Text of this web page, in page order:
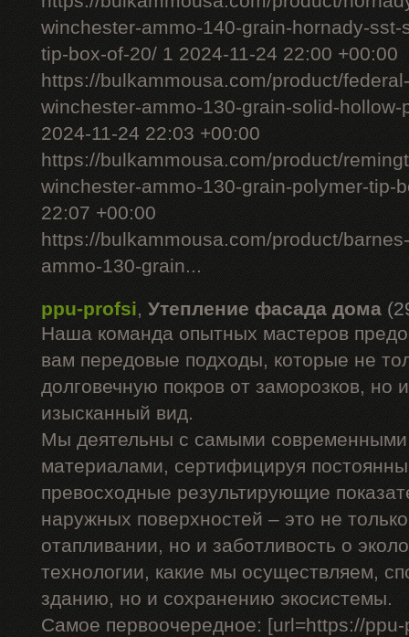
winchester-ammo-140-grain-hornady-
tip-box-of-20/ 1 2024-11-24 22:00 +00:00
https://bulkammousa.com/product/
winchester-ammo-130-grain-solid-
2024-11-24 22:03 +00:00
https://bulkammousa.com/product/
winchester-ammo-130-grain-polymer-tip-
22:07 +00:00
https://bulkammousa.com/product/
ammo-130-grain...
ppu-profsi, Утепление фасада дома
Наша команда опытных мастеров
вам передовые подходы, которые не
долговечную покров от заморозков,
изысканный вид.
Мы деятельны с самыми современными
материалами, сертифицируя
превосходные результирующие
наружных поверхностей – это не
отапливании, но и заботливость о
технологии, какие мы осуществляем,
зданию, но и сохранению экосистемы.
Самое первоочередное: [url=https://